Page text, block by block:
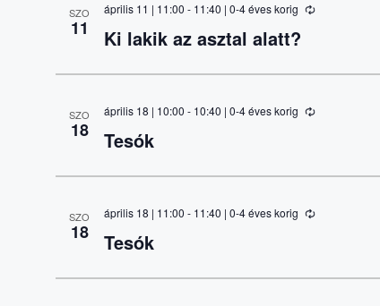
SZO
11
április 11 | 11:00 - 11:40 | 0-4 éves korig
Ki lakik az asztal alatt?
SZO
18
április 18 | 10:00 - 10:40 | 0-4 éves korig
Tesók
SZO
18
április 18 | 11:00 - 11:40 | 0-4 éves korig
Tesók